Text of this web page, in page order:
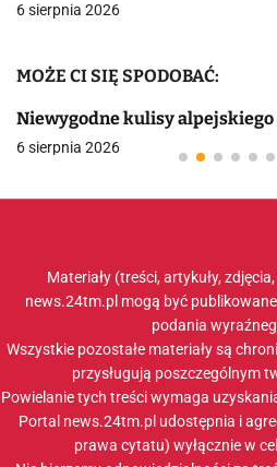
6 sierpnia 2026
MOŻE CI SIĘ SPODOBAĆ:
Niewygodne kulisy
6 sierpnia 2026
Materiały (treści, artykuły,
news.24tm.pl mogą być
podania
Wszystkie pozostałe materiały są
przysługują poszczególnym
Powielanie tych treści wymaga
Portal news.24tm.pl udostępnia i
prawa cytatu) wyłącznie w